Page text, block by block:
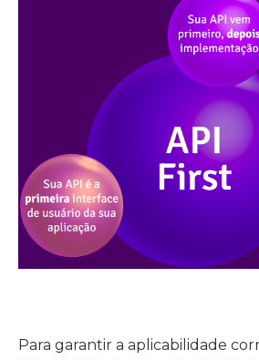
Para garantir a aplicabilidade